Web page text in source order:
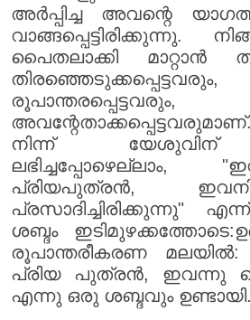
അർപ്പിച്ച അവന്റെ
വാങ്ങപ്പെട്ടിരിക്കുന്നു.
പൈതലാക്കി മാറ്റാൻ
തിരഞ്ഞെടുക്കപ്പെട്ടവരും,
രൂപാന്തരപ്പെട്ടവരും,
നിന്ന് യേശുവിന്
പ്രിയപുത്രൻ,
പ്രസാദിച്ചിരിക്കുന്നു"
ശബ്ദം
രൂപാന്തരീകരണ
പ്രിയ പുത്രൻ, ഇവന്നു
എന്നു ഒരു ശബ്ദവും ഉണ്ടായി.